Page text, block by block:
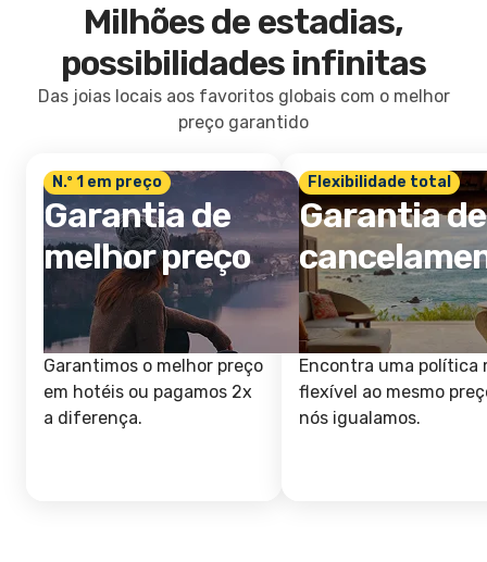
Milhões de estadias,
possibilidades infinitas
Das joias locais aos favoritos globais com o melhor
preço garantido
N.º 1 em preço
Garantia de
melhor preço
Garantimos o melhor preço
em hotéis ou pagamos 2x
a diferença.
Flexibilidade total
Garantia de
Encontra uma política
flexível ao mesmo
nós igualamos.